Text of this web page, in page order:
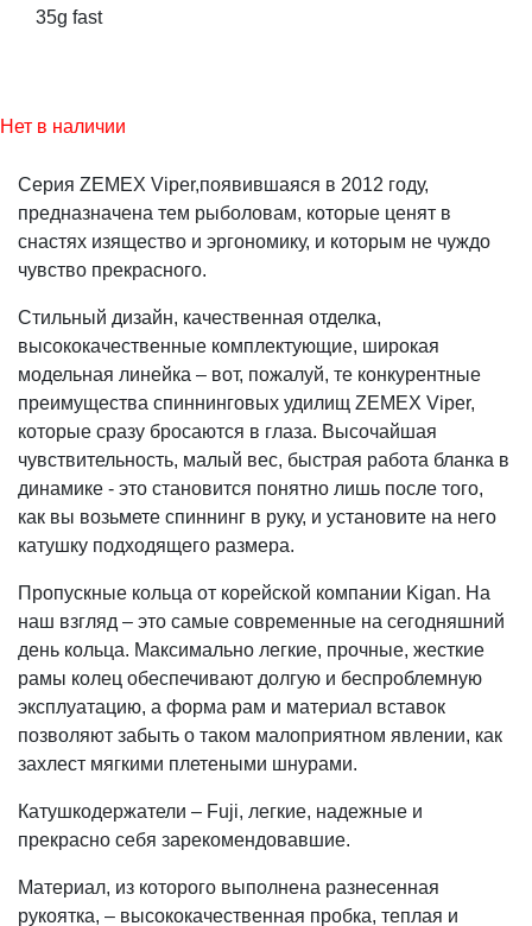
35g fast
Нет в наличии
Серия ZEMEX Viper,появившаяся в 2012 году,
предназначена тем рыболовам, которые ценят в
снастях изящество и эргономику, и которым не чуждо
чувство прекрасного.
Стильный дизайн, качественная отделка,
высококачественные комплектующие, широкая
модельная линейка – вот, пожалуй, те конкурентные
преимущества спиннинговых удилищ ZEMEX Viper,
которые сразу бросаются в глаза. Высочайшая
чувствительность, малый вес, быстрая работа бланка в
динамике - это становится понятно лишь после того,
как вы возьмете спиннинг в руку, и установите на него
катушку подходящего размера.
Пропускные кольца от корейской компании Kigan. На
наш взгляд – это самые современные на сегодняшний
день кольца. Максимально легкие, прочные, жесткие
рамы колец обеспечивают долгую и беспроблемную
эксплуатацию, а форма рам и материал вставок
позволяют забыть о таком малоприятном явлении, как
захлест мягкими плетеными шнурами.
Катушкодержатели – Fuji, легкие, надежные и
прекрасно себя зарекомендовавшие.
Материал, из которого выполнена разнесенная
рукоятка, – высококачественная пробка, теплая и